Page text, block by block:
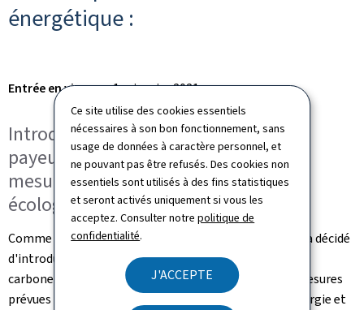
Ce site utilise des cookies essentiels
nécessaires à son bon fonctionnement, sans
usage de données à caractère personnel, et
ne pouvant pas être refusés. Des cookies non
essentiels sont utilisés à des fins statistiques
et seront activés uniquement si vous les
acceptez. Consulter notrepolitique de
confidentialité.
J'ACCEPTE
énergétique :
Entrée en vigueur:1er janvier 2021
Introduction du principe de pollueur-
payeur solidaire et renforcement des
mesures de soutien à la transition
écologique
Comme de nombreux pays européens, le Luxembourg a décidé
d'introduire à partir de l'année 2021 un prix minimal du
carbone. Ce
principe de pollueur-payeur
est une des mesures
prévues par le "Plan national intégré en matière d'énergie et